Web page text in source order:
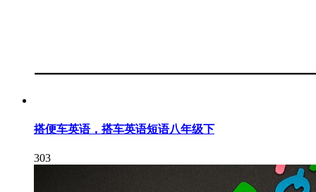
搭便车英语，搭车英语短语八年级下
303